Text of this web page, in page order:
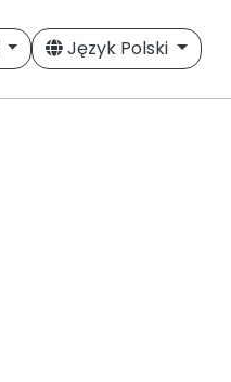
Język Polski